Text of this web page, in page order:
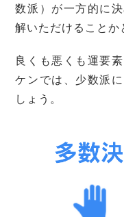
数派）が一方的に
解いただけることか
良くも悪くも運要
ケンでは、少数派
しょう。